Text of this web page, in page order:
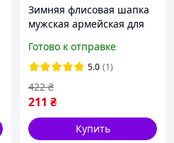
Зимняя флисовая шапка
мужская армейская для
черная
Готово к отправке
5.0 (1)
211 ₴
422 ₴
Купить